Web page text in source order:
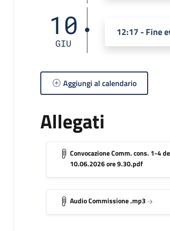
10
GIU
12:17 - Fine
Aggiungi al calendario
Allegati
Convocazione Comm. cons. 1-4
10.06.2026 ore 9.30.pdf
Audio Commissione .mp3